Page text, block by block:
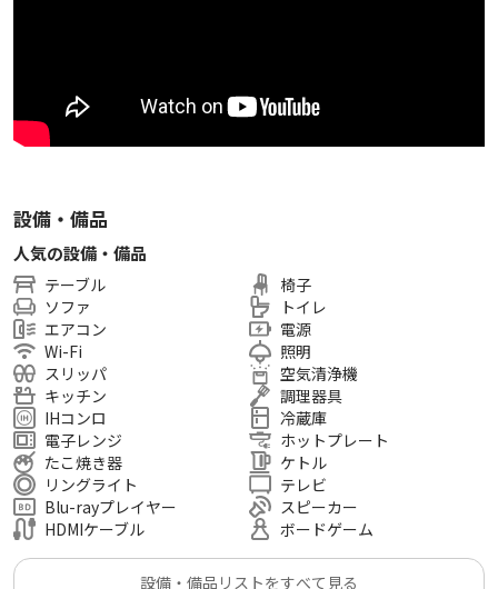
【利用人数】
・定員16名
・大迫力！大型テレビを設置
・レイアウトが自由自在！
・飲食持ち込みOK！
・直前のご予約も可能！
・ アマプラ・Abema・YouTubeなど視聴可🎬
※お客様ご自身のアカウントでログインしてください
・撮影用リングライト設置しました！
【おすすめの利用用途】
・ママ会 / 女子会 / ファミリー会
・ライブ鑑賞 / 室内デート/ 雨の日デート
・パーティー / 食事会 / 懇親会
・オフ会 / 動画撮影
設備・備品
人気の設備・備品
テーブル
ソファ
エアコン
Wi-Fi
スリッパ
キッチン
IHコンロ
電子レンジ
たこ焼き器
リングライト
Blu-rayプレイヤー
HDMIケーブル
椅子
トイレ
電源
照明
空気清浄機
調理器具
冷蔵庫
ホットプレート
ケトル
テレビ
スピーカー
ボードゲーム
設備・備品リストをすべて見る